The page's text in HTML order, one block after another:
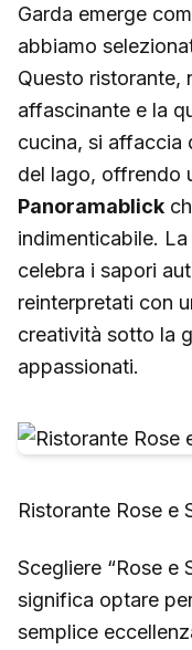
Garda emerge
abbiamo
Questo ristorante,
affascinante e la
cucina, si affaccia
del lago, offrendo
Panoramablick
indimenticabile.
celebra i sapori
reinterpretati con
creatività sotto la
appassionati.
Ristorante Rose e
Scegliere “Rose e
significa optare
semplice